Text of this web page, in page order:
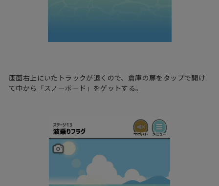
画面右上にいたトラックが退くので、倉庫の扉をタップで開け
て中から「スノーボード」をゲットする。